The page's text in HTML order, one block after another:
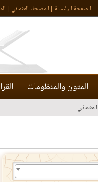
الصفحة الرئيسـة المصحف العثماني
المتون والمنظومات